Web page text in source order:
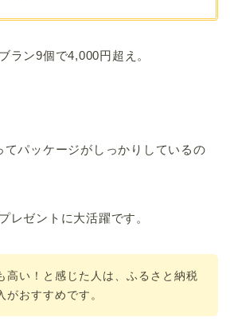
ラン9個で4,000円超え。
てパッケージがしっかりしているの
レゼントに大活躍です。
高い！と感じた人は、ふるさと納税
がおすすめです。